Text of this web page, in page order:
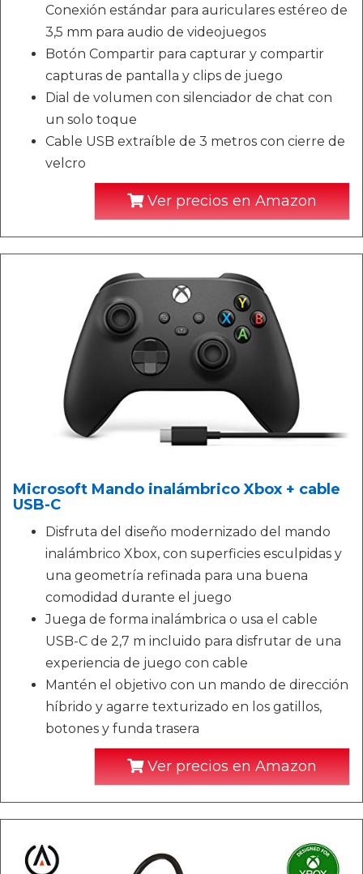
Conexión estándar para auriculares estéreo de
3,5 mm para audio de videojuegos
Botón Compartir para capturar y compartir
capturas de pantalla y clips de juego
Dial de volumen con silenciador de chat con
un solo toque
Cable USB extraíble de 3 metros con cierre de
velcro
Ver precios en Amazon
Microsoft Mando inalámbrico Xbox + cable
USB-C
Disfruta del diseño modernizado del mando
inalámbrico Xbox, con superficies esculpidas y
una geometría refinada para una buena
comodidad durante el juego
Juega de forma inalámbrica o usa el cable
USB-C de 2,7 m incluido para disfrutar de una
experiencia de juego con cable
Mantén el objetivo con un mando de dirección
híbrido y agarre texturizado en los gatillos,
botones y funda trasera
Ver precios en Amazon